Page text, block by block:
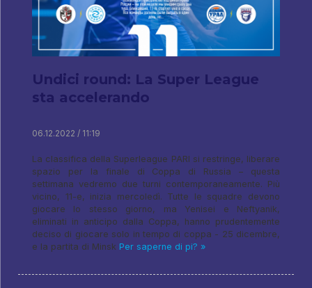
Undici round: La Super League
sta accelerando
06.12.2022 / 11:19
La classifica della Superleague PARI si restringe, liberare
spazio per la finale di Coppa di Russia – questa
settimana vedremo due turni contemporaneamente. Più
vicino, 11-e, inizia mercoledì. Tutte le squadre devono
giocare lo stesso giorno, ma Yenisei e Neftyanik,
eliminati in anticipo dalla Coppa, hanno prudentemente
deciso di giocare solo in tempo di coppa - 25 dicembre,
e la partita di Minsk Per saperne di pi? »